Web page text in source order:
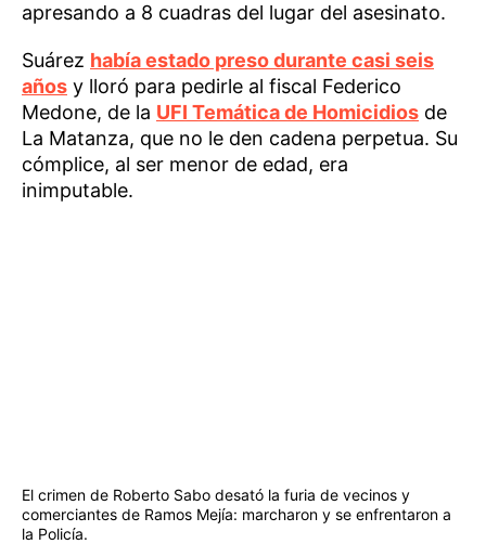
apresando a 8 cuadras del lugar del asesinato.
Suárez había estado preso durante casi seis
años y lloró para pedirle al fiscal Federico
Medone, de la UFI Temática de Homicidios de
La Matanza, que no le den cadena perpetua. Su
cómplice, al ser menor de edad, era
inimputable.
El crimen de Roberto Sabo desató la furia de vecinos y
comerciantes de Ramos Mejía: marcharon y se enfrentaron a
la Policía.